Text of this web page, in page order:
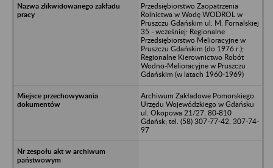
Przedsiębiorstwo Zaopatrzenia
Rolnictwa w Wodę WODROL w
Pruszczu Gdańskim ul. M. Fornalskiej
35 - wcześniej: Regionalne
Przedsiębiorstwo Melioracyjne w
Pruszczu Gdańskim (do 1976 r.);
Regionalne Kierownictwo Robót
Wodno-Melioracyjne w Pruszczu
Gdańskim (w latach 1960-1969)
Archiwum Zakładowe Pomorskiego
Urzędu Wojewódzkiego w Gdańsku
ul. Okopowa 21/27, 80-810
Gdańsk; tel. (58) 307-77-42, 307-74-
97